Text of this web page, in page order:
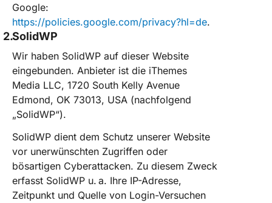
Google:
https://policies.google.com/privacy?hl=de.
SolidWP
Wir haben SolidWP auf dieser Website
eingebunden. Anbieter ist die iThemes
Media LLC, 1720 South Kelly Avenue
Edmond, OK 73013, USA (nachfolgend
„SolidWP“).
SolidWP dient dem Schutz unserer Website
vor unerwünschten Zugriffen oder
bösartigen Cyberattacken. Zu diesem Zweck
erfasst SolidWP u. a. Ihre IP-Adresse,
Zeitpunkt und Quelle von Login-Versuchen